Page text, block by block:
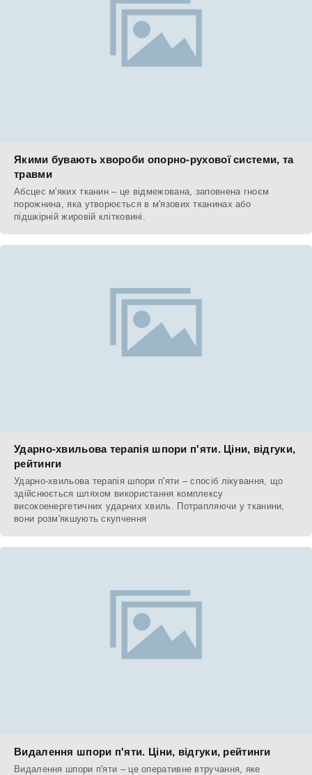
Якими бувають хвороби опорно-рухової системи, та
травми
Абсцес м'яких тканин – це відмежована, заповнена гноєм
порожнина, яка утворюється в м'язових тканинах або
підшкірній жировій клітковині.
Ударно-хвильова терапія шпори п'яти. Ціни, відгуки,
рейтинги
Ударно-хвильова терапія шпори п'яти – спосіб лікування, що
здійснюється шляхом використання комплексу
високоенергетичних ударних хвиль. Потрапляючи у тканини,
вони розм'якшують скупчення
Видалення шпори п'яти. Ціни, відгуки, рейтинги
Видалення шпори п'яти – це оперативне втручання, яке